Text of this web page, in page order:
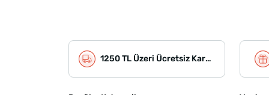
1250 TL Üzeri Ücretsiz Kargo